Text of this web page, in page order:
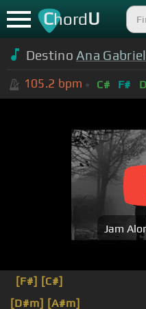
ChordU
Destino Ana Gabriel
105.2 bpm C# F#
Jam
[F#] [C#]
[D#m] [A#m]